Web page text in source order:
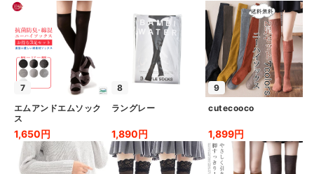
7
エムアンドエムソック
ス
1,650円
8
ラングレー
1,890円
9
cutecooco
1,899円